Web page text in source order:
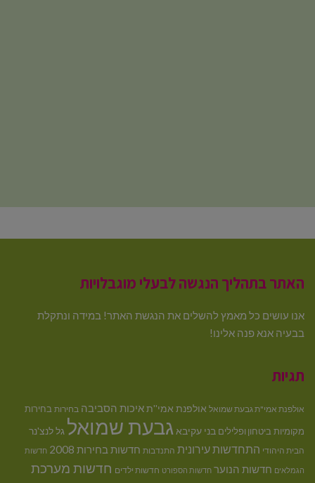
האתר בתהליך הנגשה לבעלי מוגבלויות
אנו עושים כל מאמץ להשלים את הנגשת האתר! במידה ונתקלת
בבעיה אנא פנה אלינו!
תגיות
אולפנת אמי"ת גבעת שמואל אולפנת אמי''תאיכות הסביבה בחירות בחירות
מקומיותביטחון ופלילים בני עקיבא גבעת שמואל גל לנצ'נר
הבית היהודי התחדשות עירונית התנדבות חדשות בחירות 2008 חדשות
הגמלאים חדשות הנוער חדשות הספורט חדשות ילדים חדשות מערכת